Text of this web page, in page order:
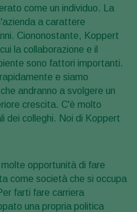
come un individuo. La
a carattere
Ciononostante, Koppert
la collaborazione e il
sono fattori importanti.
e siamo
andranno a svolgere un
crescita. C'è molto
dei colleghi. Noi di Koppert
molte opportunità di fare
come società che si occupa
farti fare carriera
una propria politica